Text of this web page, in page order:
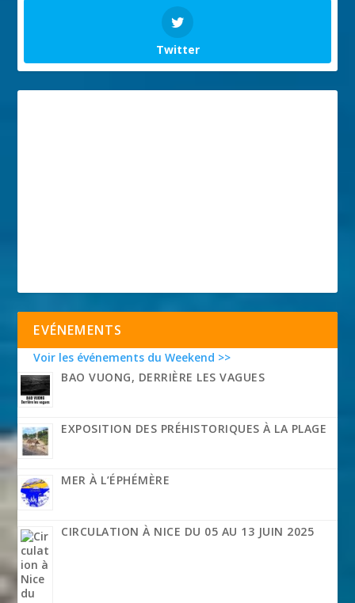
Twitter
EVÉNEMENTS
Voir les événements du Weekend >>
BAO VUONG, DERRIÈRE LES VAGUES
EXPOSITION DES PRÉHISTORIQUES À LA PLAGE
MER À L’ÉPHÉMÈRE
CIRCULATION À NICE DU 05 AU 13 JUIN 2025